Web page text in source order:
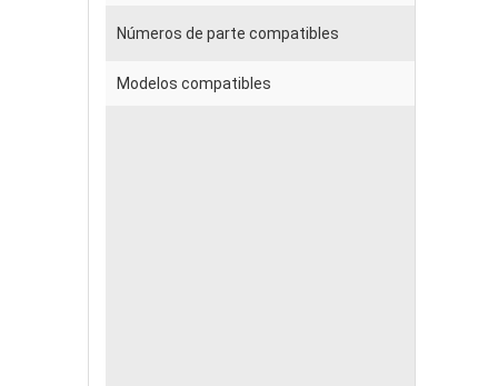
Números de parte compatibles
Modelos compatibles